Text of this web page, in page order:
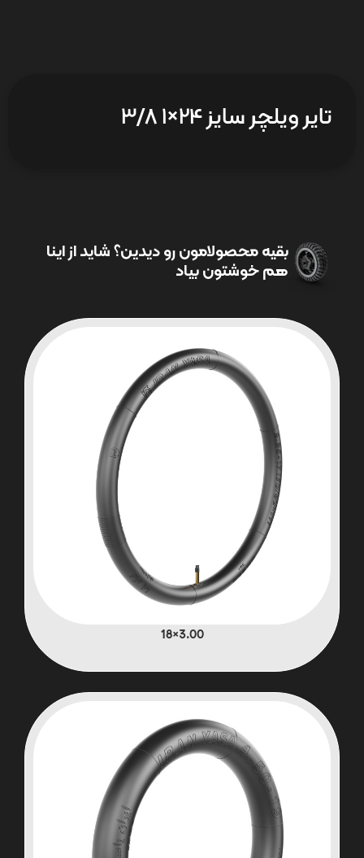
تایر ویلچر سایز 24×1 3/8
بقیه محصولامون رو دیدین؟ شاید از اینا
هم خوشتون بیاد
3.00×18